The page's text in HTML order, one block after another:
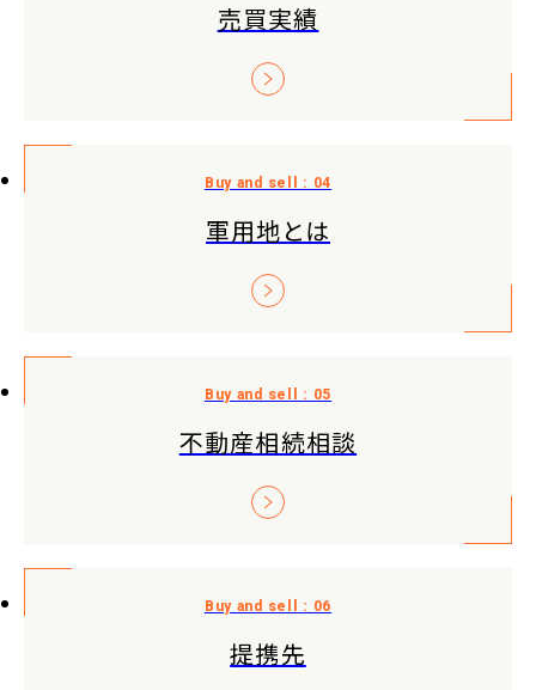
売買実績
軍用地とは
不動産相続相談
提携先